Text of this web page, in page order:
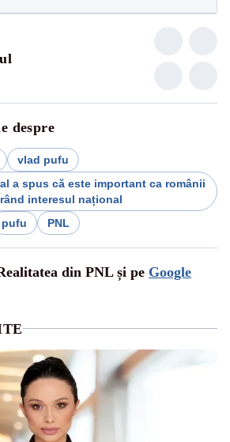
despre
vlad pufu
a spus că este important ca românii
interesul național
pufu PNL
din PNL și pe Google